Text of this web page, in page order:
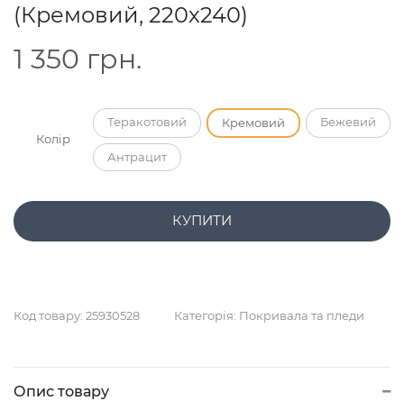
(Кремовий, 220х240)
1 350 грн.
Колір
Теракотовий Кремовий Бежевий
Антрацит
КУПИТИ
Код товару: 25930528 Категорія: Покривала та пледи
Опис товару